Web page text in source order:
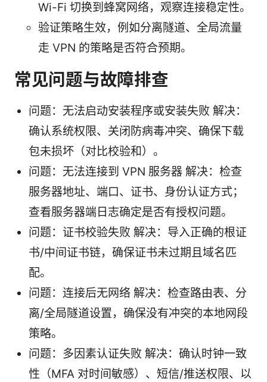
Wi-Fi 切换到蜂窝网络，观察连接稳定性。
验证策略生效，例如分离隧道、全局流量
走 VPN 的策略是否符合预期。
常见问题与故障排查
问题：无法启动安装程序或安装失败 解决：
确认系统权限、关闭防病毒冲突、确保下载
包未损坏（对比校验和）。
问题：无法连接到 VPN 服务器 解决：检查
服务器地址、端口、证书、身份认证方式；
查看服务器端日志确定是否有授权问题。
问题：证书校验失败 解决：导入正确的根证
书/中间证书链，确保证书未过期且域名匹
配。
问题：连接后无网络 解决：检查路由表、分
离/全局隧道设置，确保没有冲突的本地网段
策略。
问题：多因素认证失败 解决：确认时钟一致
性（MFA 对时间敏感）、短信/推送权限、以